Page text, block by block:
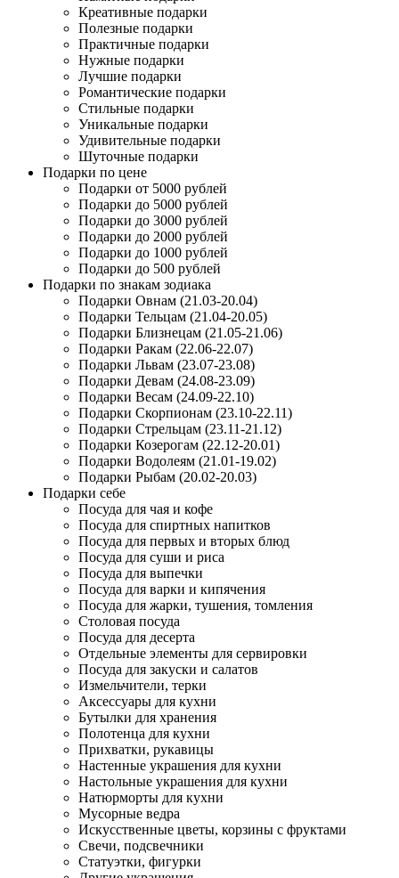
Креативные подарки
Полезные подарки
Практичные подарки
Нужные подарки
Лучшие подарки
Романтические подарки
Стильные подарки
Уникальные подарки
Удивительные подарки
Шуточные подарки
Подарки по цене
Подарки от 5000 рублей
Подарки до 5000 рублей
Подарки до 3000 рублей
Подарки до 2000 рублей
Подарки до 1000 рублей
Подарки до 500 рублей
Подарки по знакам зодиака
Подарки Овнам (21.03-20.04)
Подарки Тельцам (21.04-20.05)
Подарки Близнецам (21.05-21.06)
Подарки Ракам (22.06-22.07)
Подарки Львам (23.07-23.08)
Подарки Девам (24.08-23.09)
Подарки Весам (24.09-22.10)
Подарки Скорпионам (23.10-22.11)
Подарки Стрельцам (23.11-21.12)
Подарки Козерогам (22.12-20.01)
Подарки Водолеям (21.01-19.02)
Подарки Рыбам (20.02-20.03)
Подарки себе
Посуда для чая и кофе
Посуда для спиртных напитков
Посуда для первых и вторых блюд
Посуда для суши и риса
Посуда для выпечки
Посуда для варки и кипячения
Посуда для жарки, тушения, томления
Столовая посуда
Посуда для десерта
Отдельные элементы для сервировки
Посуда для закуски и салатов
Измельчители, терки
Аксессуары для кухни
Бутылки для хранения
Полотенца для кухни
Прихватки, рукавицы
Настенные украшения для кухни
Настольные украшения для кухни
Натюрморты для кухни
Мусорные ведра
Искусственные цветы, корзины с фруктами
Свечи, подсвечники
Статуэтки, фигурки